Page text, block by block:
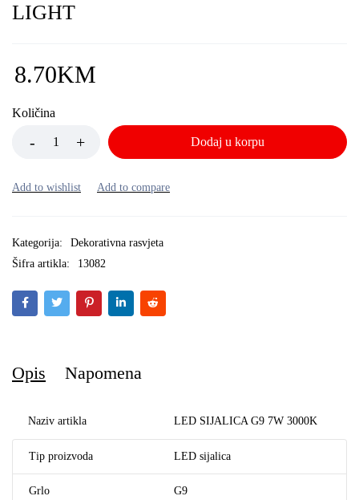
LIGHT
8.70KM
Količina
Dodaj u korpu
Kategorija:
Dekorativna rasvjeta
Šifra artikla:
13082
Opis Napomena
Naziv artikla LED SIJALICA G9 7W 3000K
Tip proizvoda LED sijalica
Grlo G9